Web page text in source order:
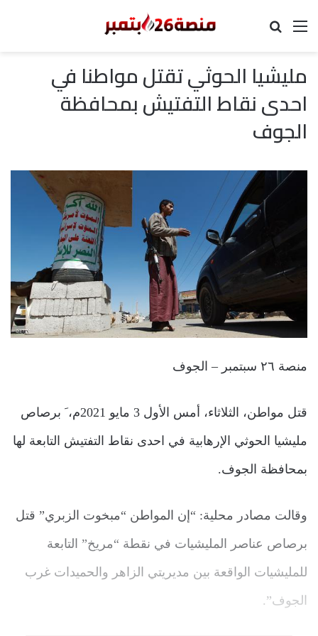
القائمة
مليشيا الحوثي تقتل مواطنا في
احدى نقاط التفتيش بمحافظة
الجوف
منصة ٢٦ سبتمبر – الجوف
قتل مواطن، الثلاثاء، أمس الأول 3 مايو 2021م، َ برصاص
مليشيا الحوثي الإرهابية في احدى نقاط التفتيش التابعة لها
بمحافظة الجوف.
وقالت مصادر محلية: “إن المواطن “مبخوت الزبري” قتل
برصاص عناصر المليشيات في نقطة “مريخ” التابعة
للمليشيات الواقعة بين مديريتي الزاهر والحميدات غرب
الجوف”.